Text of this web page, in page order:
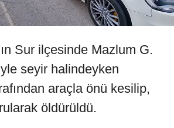
Sur ilçesinde Mazlum G.
seyir halindeyken
araçla önü kesilip,
öldürüldü.